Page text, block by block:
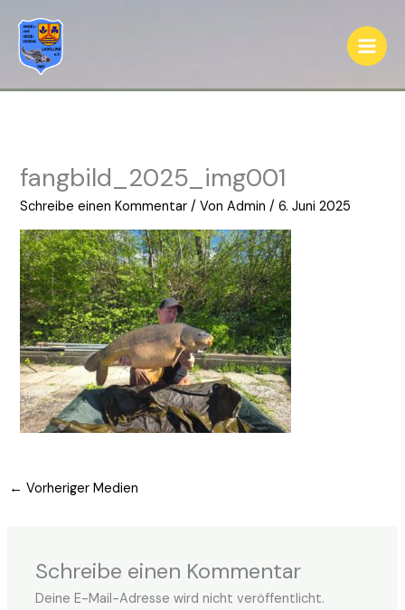
Inhalt
springen
fangbild_2025_img001
Schreibe einen Kommentar / VonAdmin/6. Juni 2025
← Vorheriger Medien
Schreibe einen Kommentar
Deine E-Mail-Adresse wird nicht veröffentlicht.